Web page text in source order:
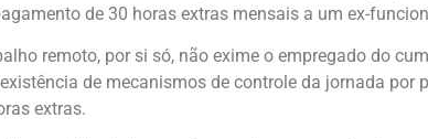
de 30 horas extras mensais a um ex-
remoto, por si só, não exime o empregado do
de mecanismos de controle da jornada por
extras.